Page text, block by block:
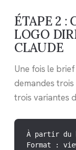
ÉTAPE 2 :
LOGO
CLAUDE
Une fois le
demandes
trois variantes
À partir du
Format :